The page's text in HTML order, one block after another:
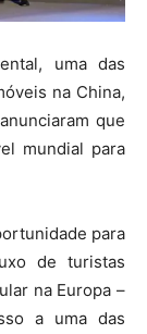
uma das
na China,
que
mundial para
para
de turistas
na Europa –
a uma das